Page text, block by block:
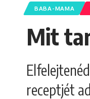
BABA-MAMA
Mit
receptjét